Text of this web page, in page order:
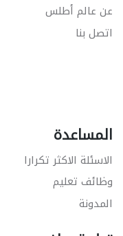
عن عالم أطلس
اتصل بنا
المساعدة
الاسئلة الاكثر تكرارا
وظائف تعليم
المدونة